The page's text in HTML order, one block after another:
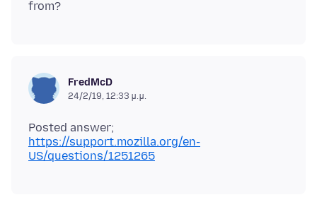
FredMcD
24/2/19, 12:33 μ.μ.
https://support.mozilla.org/en-
US/questions/1251265